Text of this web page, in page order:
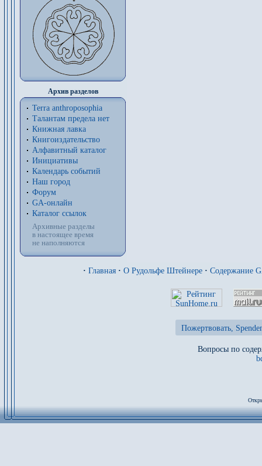
Архив разделов
Terra anthroposophia
Талантам предела нет
Книжная лавка
Книгоиздательство
Алфавитный каталог
Инициативы
Календарь событий
Наш город
Форум
GA-онлайн
Каталог ссылок
Архивные разделы
в настоящее время
не наполняются
· Главная · О Рудольфе Штейнере · Содержание
Пожертвовать,
Вопросы по